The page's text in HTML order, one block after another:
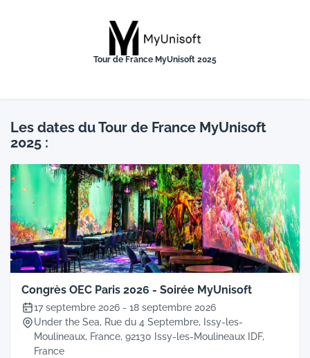
Tour de France MyUnisoft 2025
Les dates du Tour de France MyUnisoft
2025 :
Congrès OEC Paris 2026 - Soirée MyUnisoft
17 septembre 2026 - 18 septembre 2026
Under the Sea, Rue du 4 Septembre, Issy-les-
Moulineaux, France, 92130 Issy-les-Moulineaux IDF,
France